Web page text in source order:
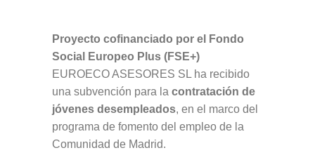
Proyecto cofinanciado por el Fondo
Social Europeo Plus (FSE+)
EUROECO ASESORES SL ha recibido
una subvención para la contratación de
jóvenes desempleados, en el marco del
programa de fomento del empleo de la
Comunidad de Madrid.